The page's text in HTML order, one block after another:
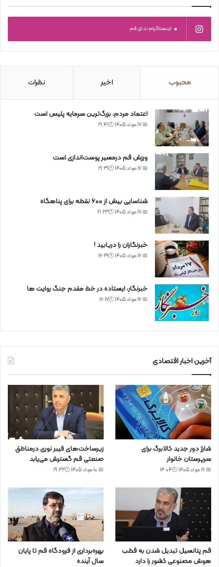
0 اینستاگرام ندای قم
محبوب اخیر نظرات
اعتماد مردم، بزرگ‌ترین سرمایه پلیس است
📅 17 مرداد 1405 🕙21:41
ورزش قم درمسیر پوست‌اندازی است
📅 17 مرداد 1405 🕙21:31
شناسایی بیش از ۶۰۰ نقطه برای پناهگاه
📅 17 مرداد 1405 🕙21:23
خبرنگاران را دریابید !
📅 16 مرداد 1405 🕙16:29
خبرنگار، ایستاده در خط مقدم جنگ روایت ها
📅 16 مرداد 1405 🕙16:17
آخرین اخبار اقتصادی
شارژ دور جدید کالابرگ برای
سرپرستان خانوار
📅 16 مرداد 1405 🕙14:04
زیرساخت‌های فیبر نوری درمناطق
صنعتی قم گسترش می‌یابد
📅 10 مرداد 1405 🕙19:32
قم پتانسیل تبدیل شدن به قطب
هوش مصنوعی کشور را دارد
بهره‌برداری از فرودگاه قم تا پایان
سال آینده